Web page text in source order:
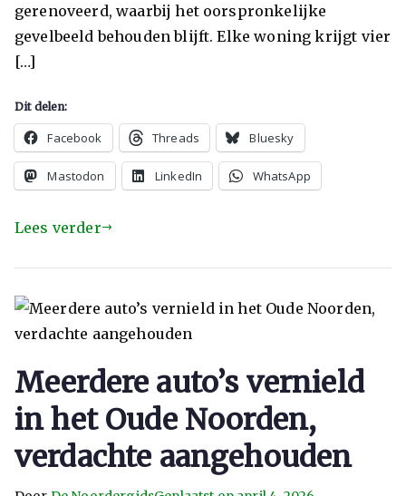
gerenoveerd, waarbij het oorspronkelijke
gevelbeeld behouden blijft. Elke woning krijgt vier
[…]
Dit delen:
Facebook Threads Bluesky
Mastodon LinkedIn WhatsApp
Lees verder
Meerdere auto’s vernield
in het Oude Noorden,
verdachte aangehouden